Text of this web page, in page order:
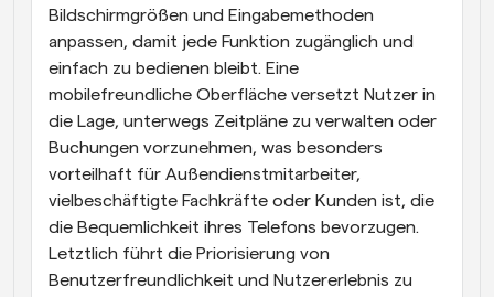
Bildschirmgrößen und Eingabemethoden
anpassen, damit jede Funktion zugänglich und
einfach zu bedienen bleibt. Eine
mobilefreundliche Oberfläche versetzt Nutzer in
die Lage, unterwegs Zeitpläne zu verwalten oder
Buchungen vorzunehmen, was besonders
vorteilhaft für Außendienstmitarbeiter,
vielbeschäftigte Fachkräfte oder Kunden ist, die
die Bequemlichkeit ihres Telefons bevorzugen.
Letztlich führt die Priorisierung von
Benutzerfreundlichkeit und Nutzererlebnis zu